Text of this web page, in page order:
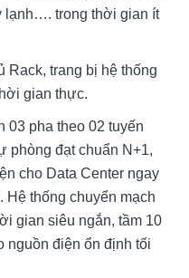
lạnh…. trong thời gian ít
Rack, trang bị hệ thống
gian thực.
03 pha theo 02 tuyến
phòng đạt chuẩn N+1,
cho Data Center ngay
Hệ thống chuyển mạch
gian siêu ngắn, tầm 10
nguồn điện ổn định tối